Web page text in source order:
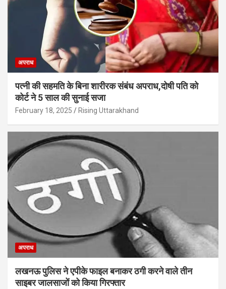
अपराध
पत्नी की सहमति के बिना शारीरक संबंध अपराध,दोषी पति को
कोर्ट ने 5 साल की सुनाई सजा
February 18, 2025 Rising Uttarakhand
अपराध
लखनऊ पुलिस ने एपीके फाइल बनाकर ठगी करने वाले तीन
साइबर जालसाजों को किया गिरफ्तार